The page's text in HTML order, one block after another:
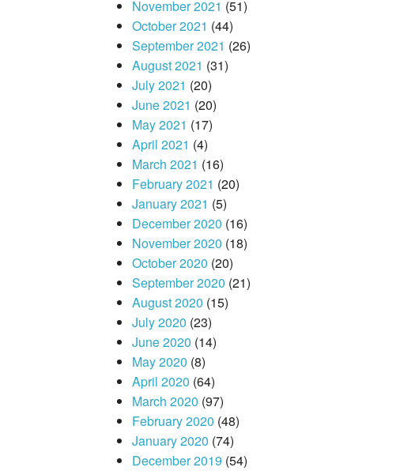
November 2021 (51)
October 2021 (44)
September 2021 (26)
August 2021 (31)
July 2021 (20)
June 2021 (20)
May 2021 (17)
April 2021 (4)
March 2021 (16)
February 2021 (20)
January 2021 (5)
December 2020 (16)
November 2020 (18)
October 2020 (20)
September 2020 (21)
August 2020 (15)
July 2020 (23)
June 2020 (14)
May 2020 (8)
April 2020 (64)
March 2020 (97)
February 2020 (48)
January 2020 (74)
December 2019 (54)